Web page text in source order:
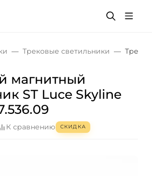
Трековые светильники
магнитный
ST Luce Skyline
К сравнению СКИДКА